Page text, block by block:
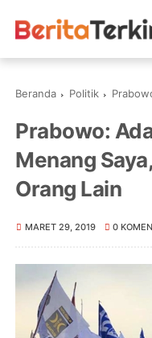
Beranda Politik Prabowo:
Prabowo:
Menang
Orang Lain
MARET 29, 2019 0